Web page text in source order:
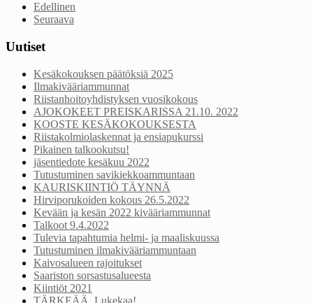
Edellinen
Seuraava
Uutiset
Kesäkokouksen päätöksiä 2025
Ilmakivääriammunnat
Riistanhoitoyhdistyksen vuosikokous
AJOKOKEET PREISKARISSA 21.10. 2022
KOOSTE KESÄKOKOUKSESTA
Riistakolmiolaskennat ja ensiapukurssi
Pikainen talkookutsu!
jäsentiedote kesäkuu 2022
Tutustuminen savikiekkoammuntaan
KAURISKIINTIÖ TÄYNNÄ
Hirviporukoiden kokous 26.5.2022
Kevään ja kesän 2022 kivääriammunnat
Talkoot 9.4.2022
Tulevia tapahtumia helmi- ja maaliskuussa
Tutustuminen ilmakivääriammuntaan
Kaivosalueen rajoitukset
Saariston sorsastusalueesta
Kiintiöt 2021
TÄRKEÄÄ. Lukekaa!